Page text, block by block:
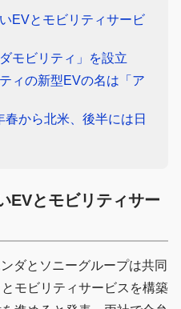
EVとモビリティサービ
モビリティ」を設立
ィの新型EVの名は「ア
から北米、後半には日
EVとモビリティサー
ンダとソニーグループは共同
モビリティサービスを構築